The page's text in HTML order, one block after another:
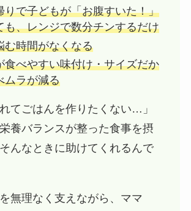
りで子どもが「お腹すいた！」
も、レンジで数分チンするだけ
む時間がなくなる
食べやすい味付け・サイズだか
ムラが減る
れてごはんを作りたくない…」
栄養バランスが整った食事を摂
んなときに助けてくれるんで
無理なく支えながら、ママ